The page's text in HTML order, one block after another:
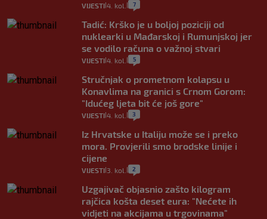
VIJESTI 4. kol. 7
Tadić: Krško je u boljoj poziciji od
nuklearki u Mađarskoj i Rumunjskoj jer
se vodilo računa o važnoj stvari
VIJESTI 4. kol. 5
Stručnjak o prometnom kolapsu u
Konavlima na granici s Crnom Gorom:
"Idućeg ljeta bit će još gore"
VIJESTI 4. kol. 3
Iz Hrvatske u Italiju može se i preko
mora. Provjerili smo brodske linije i
cijene
VIJESTI 3. kol. 2
Uzgajivač objasnio zašto kilogram
rajčica košta deset eura: "Nećete ih
vidjeti na akcijama u trgovinama"